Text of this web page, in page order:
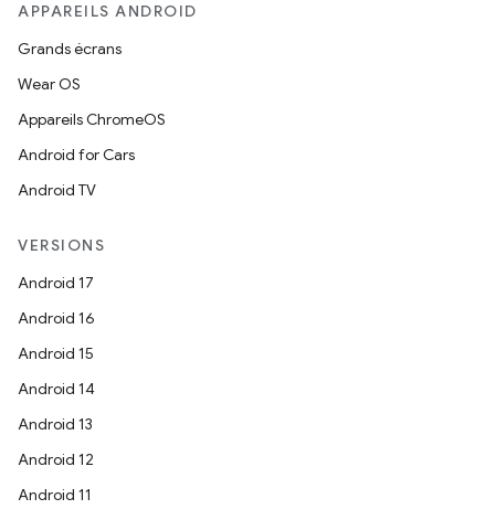
APPAREILS ANDROID
Grands écrans
Wear OS
Appareils ChromeOS
Android for Cars
Android TV
VERSIONS
Android 17
Android 16
Android 15
Android 14
Android 13
Android 12
Android 11